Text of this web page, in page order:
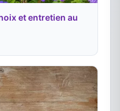
et entretien au